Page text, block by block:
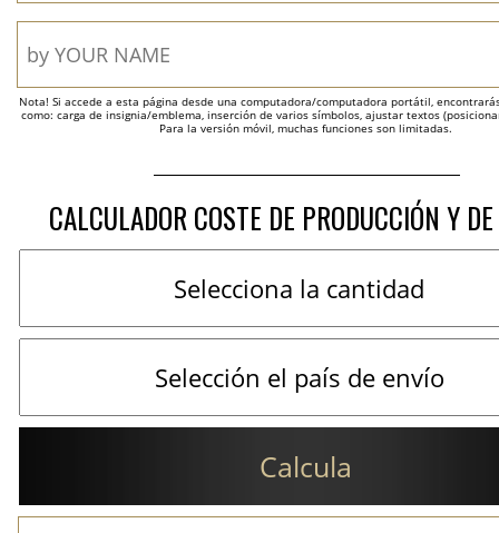
Nota! Si accede a esta página desde una computadora/computadora portátil,
como: carga de insignia/emblema, inserción de varios símbolos, ajustar textos
Para la versión móvil, muchas funciones son limitadas.
CALCULADOR COSTE DE PRODUCCIÓN Y
Calcula